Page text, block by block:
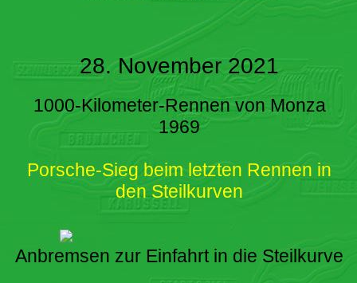
28. November 2021
1000-Kilometer-Rennen von Monza
1969
Porsche-Sieg beim letzten Rennen in
den Steilkurven
Anbremsen zur Einfahrt in die Steilkurve